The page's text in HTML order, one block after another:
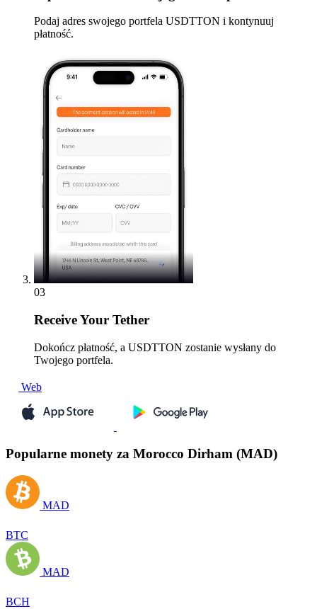
Podaj adres swojego portfela USDTTON i kontynuuj
płatność.
03
ReceiveYour Tether
Dokończ płatność, a USDTTON zostanie wysłany do
Twojego portfela.
Web
Popularne monety za Morocco Dirham (MAD)
MAD
BTC
MAD
BCH